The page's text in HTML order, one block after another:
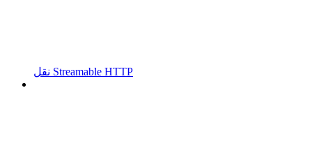
نقل Streamable HTTP